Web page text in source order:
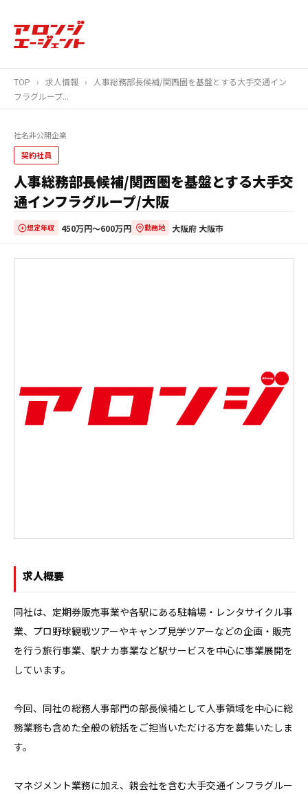
TOP › 求人情報 ›
人事総務部長候補/関西圏を基盤とする大手交通イン
フラグループ...
社名非公開企業
契約社員
人事総務部長候補/関西圏を基盤とする大手交
通インフラグループ/大阪
想定年収 450万円〜600万円 勤務地 大阪府 大阪市
求人概要
同社は、定期券販売事業や各駅にある駐輪場・レンタサイクル事
業、プロ野球観戦ツアーやキャンプ見学ツアーなどの企画・販売
を行う旅行事業、駅ナカ事業など駅サービスを中心に事業展開を
しています。
今回、同社の総務人事部門の部長候補として人事領域を中心に総
務業務も含めた全般の統括をご担当いただける方を募集いたしま
す。
マネジメント業務に加え、親会社を含む大手交通インフラグルー